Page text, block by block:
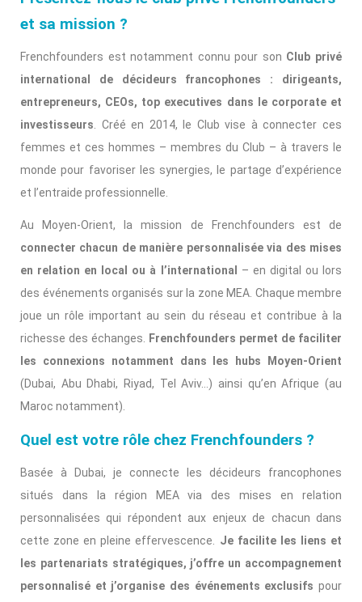
et sa mission ?
Frenchfounders est notamment connu pour son Club privé
international de décideurs francophones : dirigeants,
entrepreneurs, CEOs, top executives dans le corporate et
investisseurs . Créé en 2014, le Club vise à connecter ces
femmes et ces hommes – membres du Club – à travers le
monde pour favoriser les synergies, le partage d’expérience
et l’entraide professionnelle.
Au Moyen-Orient, la mission de Frenchfounders est de
connecter chacun de manière personnalisée via des mises
en relation en local ou à l’international – en digital ou lors
des événements organisés sur la zone MEA. Chaque membre
joue un rôle important au sein du réseau et contribue à la
richesse des échanges. Frenchfounders permet de faciliter
les connexions notamment dans les hubs Moyen-Orient
(Dubai, Abu Dhabi, Riyad, Tel Aviv…) ainsi qu’en Afrique (au
Maroc notamment).
Quel est votre rôle chez Frenchfounders ?
Basée à Dubai, je connecte les décideurs francophones
situés dans la région MEA via des mises en relation
personnalisées qui répondent aux enjeux de chacun dans
cette zone en pleine effervescence. Je facilite les liens et
les partenariats stratégiques, j’offre un accompagnement
personnalisé et j’organise des événements exclusifs pour